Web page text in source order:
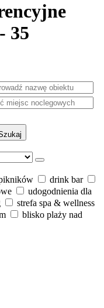
35
drink bar
udogodnienia dla
strefa spa & wellness
blisko plaży nad